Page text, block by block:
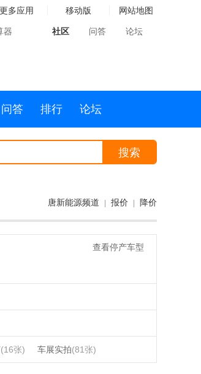
更多应用 移动版 网站地图
器 社区 问答 论坛
问答 排行 论坛
搜索
唐新能源频道 报价 降价
查看停产车型
(16张) 车展实拍(81张)